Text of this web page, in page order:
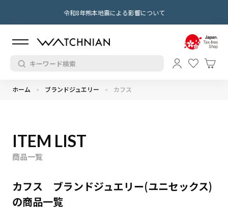
令和8年熊本地震による影響について
ホーム ブランドジュエリー カフス
ITEM LIST
商品一覧
カフス ブランドジュエリー(ユニセックス)
の商品一覧